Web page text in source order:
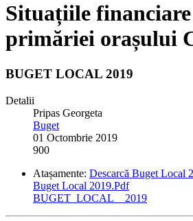
Situațiile
primăriei orașului
BUGET LOCAL 2019
Detalii
Pripas Georgeta
Buget
01 Octombrie 2019
900
Atașamente: Descarcă Buget Local
Buget Local 2019.Pdf
BUGET_LOCAL__2019